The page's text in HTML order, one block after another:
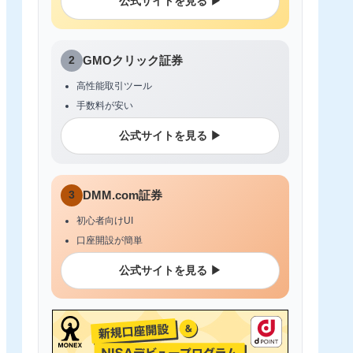
2 GMOクリック証券
高性能取引ツール
手数料が安い
公式サイトを見る ▶
3 DMM.com証券
初心者向けUI
口座開設が簡単
公式サイトを見る ▶